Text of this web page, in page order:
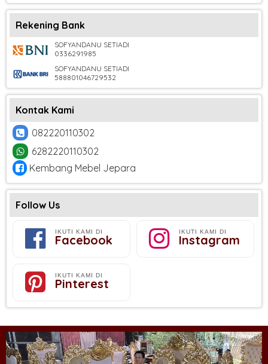
Rekening Bank
SOFYANDANU SETIADI
0336291985
SOFYANDANU SETIADI
588801046729532
Kontak Kami
082220110302
6282220110302
Kembang Mebel Jepara
Follow Us
IKUTI KAMI DI
Facebook
IKUTI KAMI DI
Instagram
IKUTI KAMI DI
Pinterest